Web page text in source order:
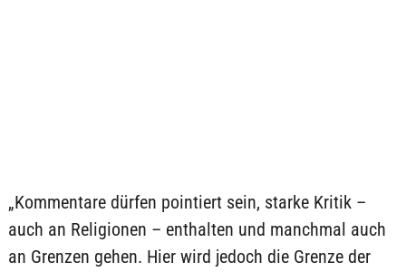
„Kommentare dürfen pointiert sein, starke Kritik –
auch an Religionen – enthalten und manchmal auch
an Grenzen gehen. Hier wird jedoch die Grenze der